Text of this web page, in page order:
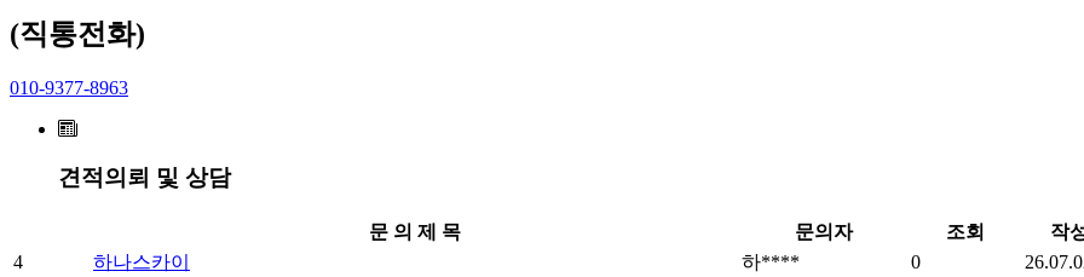
(직통전화)
010-9377-8963
견적의뢰 및 상담
문 의 제 목 문의자 조회
작
4
하나스카이 하**** 0